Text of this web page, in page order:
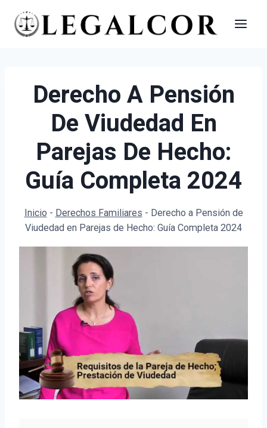
Saltar
Derecho A Pensión
De Viudedad En
Parejas De Hecho:
Guía Completa 2024
Inicio - Derechos Familiares - Derecho a Pensión de
Viudedad en Parejas de Hecho: Guía Completa 2024